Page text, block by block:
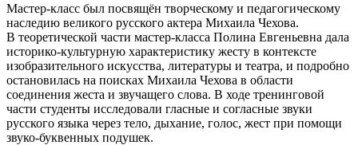
Мастер-класс был посвящён творческому и педагогическому
наследию великого русского актера Михаила Чехова.
В теоретической части мастер-класса Полина Евгеньевна дала
историко-культурную характеристику жесту в контексте
изобразительного искусства, литературы и театра, и подробно
остановилась на поисках Михаила Чехова в области
соединения жеста и звучащего слова. В ходе тренинговой
части студенты исследовали гласные и согласные звуки
русского языка через тело, дыхание, голос, жест при помощи
звуко-буквенных подушек.